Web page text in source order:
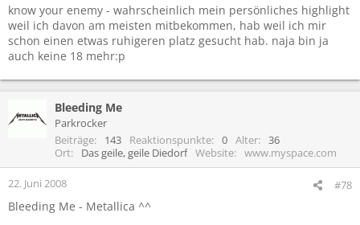
know your enemy - wahrscheinlich mein persönliches highlight
weil ich davon am meisten mitbekommen, hab weil ich mir
schon einen etwas ruhigeren platz gesucht hab. naja bin ja
auch keine 18 mehr:p
Bleeding Me
Parkrocker
Beiträge
143 Reaktionspunkte 0 Alter
36
Ort
Das geile, geile Diedorf Website www.myspace.com
22. Juni 2008 #78
Bleeding Me - Metallica ^^